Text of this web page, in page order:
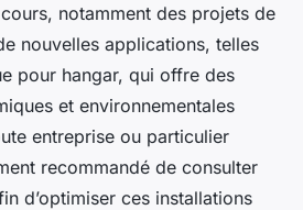
notamment des projets de
nouvelles applications, telles
pour hangar, qui offre des
et environnementales
entreprise ou particulier
recommandé de consulter
d’optimiser ces installations